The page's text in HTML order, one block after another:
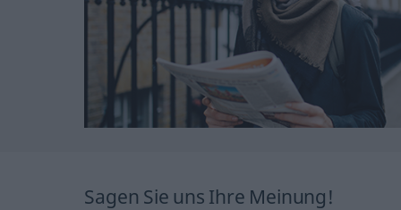
Sagen Sie uns Ihre Meinung!